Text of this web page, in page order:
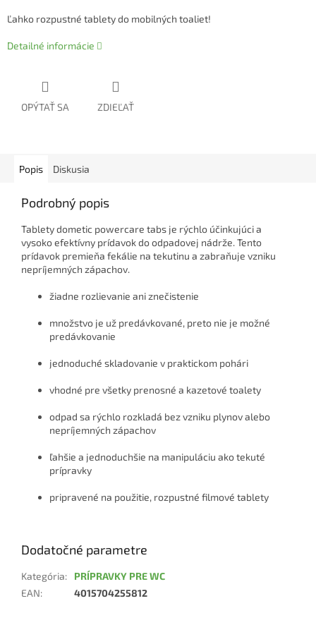
Ľahko rozpustné tablety do mobilných toaliet!
Detailné informácie
OPÝTAŤ SA ZDIEĽAŤ
Popis Diskusia
Podrobný popis
Tablety dometic powercare tabs je rýchlo účinkujúci a
vysoko efektívny prídavok do odpadovej nádrže. Tento
prídavok premieňa fekálie na tekutinu a zabraňuje vzniku
nepríjemných zápachov.
žiadne rozlievanie ani znečistenie
množstvo je už predávkované, preto nie je možné
predávkovanie
jednoduché skladovanie v praktickom pohári
vhodné pre všetky prenosné a kazetové toalety
odpad sa rýchlo rozkladá bez vzniku plynov alebo
nepríjemných zápachov
ľahšie a jednoduchšie na manipuláciu ako tekuté
prípravky
pripravené na použitie, rozpustné filmové tablety
Dodatočné parametre
Kategória:
PRÍPRAVKY PRE WC
EAN: 4015704255812